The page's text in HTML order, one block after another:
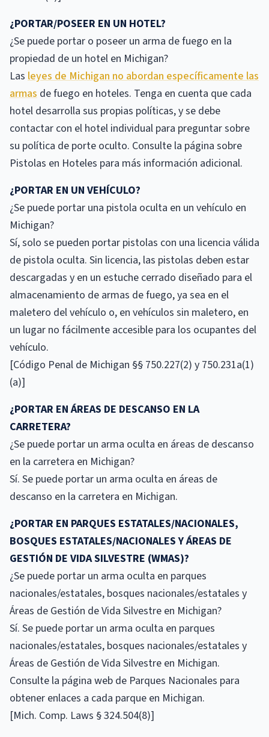
¿PORTAR/POSEER EN UN HOTEL?
¿Se puede portar o poseer un arma de fuego en la
propiedad de un hotel en Michigan?
Las leyes de Michigan no abordan específicamente las
armas de fuego en hoteles. Tenga en cuenta que cada
hotel desarrolla sus propias políticas, y se debe
contactar con el hotel individual para preguntar sobre
su política de porte oculto. Consulte la página sobre
Pistolas en Hoteles para más información adicional.
¿PORTAR EN UN VEHÍCULO?
¿Se puede portar una pistola oculta en un vehículo en
Michigan?
Sí, solo se pueden portar pistolas con una licencia válida
de pistola oculta. Sin licencia, las pistolas deben estar
descargadas y en un estuche cerrado diseñado para el
almacenamiento de armas de fuego, ya sea en el
maletero del vehículo o, en vehículos sin maletero, en
un lugar no fácilmente accesible para los ocupantes del
vehículo.
[Código Penal de Michigan §§ 750.227(2) y 750.231a(1)
(a)]
¿PORTAR EN ÁREAS DE DESCANSO EN LA
CARRETERA?
¿Se puede portar un arma oculta en áreas de descanso
en la carretera en Michigan?
Sí. Se puede portar un arma oculta en áreas de
descanso en la carretera en Michigan.
¿PORTAR EN PARQUES ESTATALES/NACIONALES,
BOSQUES ESTATALES/NACIONALES Y ÁREAS DE
GESTIÓN DE VIDA SILVESTRE (WMAS)?
¿Se puede portar un arma oculta en parques
nacionales/estatales, bosques nacionales/estatales y
Áreas de Gestión de Vida Silvestre en Michigan?
Sí. Se puede portar un arma oculta en parques
nacionales/estatales, bosques nacionales/estatales y
Áreas de Gestión de Vida Silvestre en Michigan.
Consulte la página web de Parques Nacionales para
obtener enlaces a cada parque en Michigan.
[Mich. Comp. Laws § 324.504(8)]